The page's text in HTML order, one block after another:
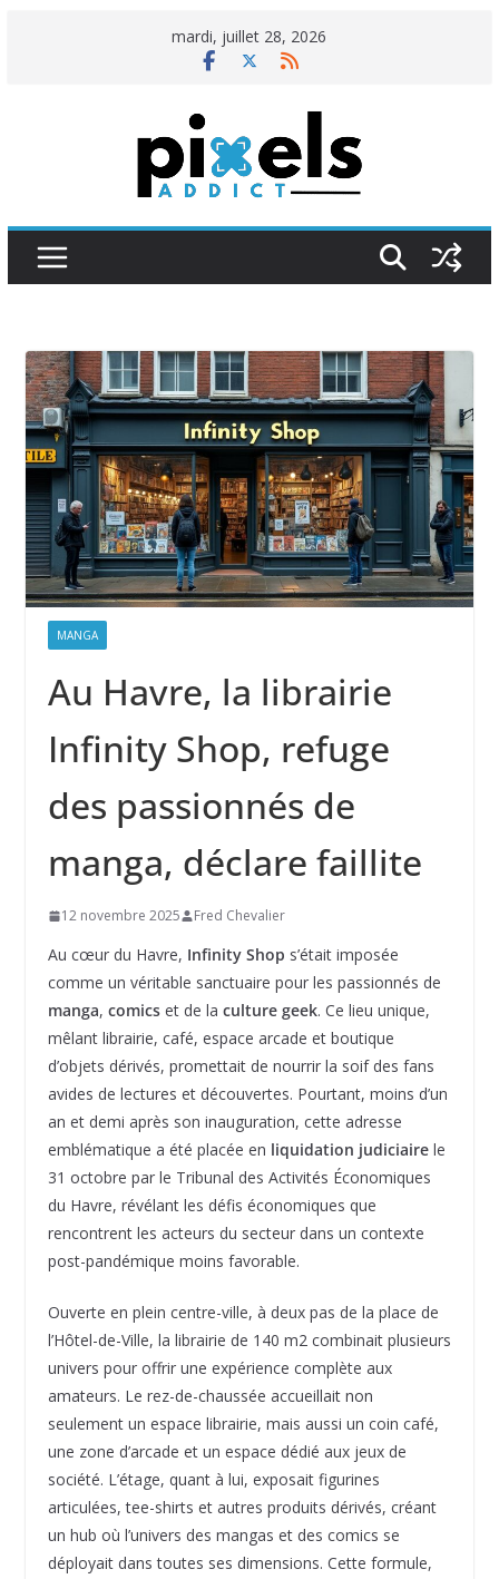
mardi, juillet 28, 2026
MANGA
Au Havre, la librairie
Infinity Shop, refuge
des passionnés de
manga, déclare faillite
12 novembre 2025 Fred Chevalier
Au cœur du Havre, Infinity Shop s’était imposée
comme un véritable sanctuaire pour les passionnés de
manga, comicset de la culture geek. Ce lieu unique,
mêlant librairie, café, espace arcade et boutique
d’objets dérivés, promettait de nourrir la soif des fans
avides de lectures et découvertes. Pourtant, moins d’un
an et demi après son inauguration, cette adresse
emblématique a été placée en liquidation judiciairele
31 octobre par le Tribunal des Activités Économiques
du Havre, révélant les défis économiques que
rencontrent les acteurs du secteur dans un contexte
post-pandémique moins favorable.
Ouverte en plein centre-ville, à deux pas de la place de
l’Hôtel-de-Ville, la librairie de 140 m2 combinait plusieurs
univers pour offrir une expérience complète aux
amateurs. Le rez-de-chaussée accueillait non
seulement un espace librairie, mais aussi un coin café,
une zone d’arcade et un espace dédié aux jeux de
société. L’étage, quant à lui, exposait figurines
articulées, tee-shirts et autres produits dérivés, créant
un hub où l’univers des mangas et des comics se
déployait dans toutes ses dimensions. Cette formule,